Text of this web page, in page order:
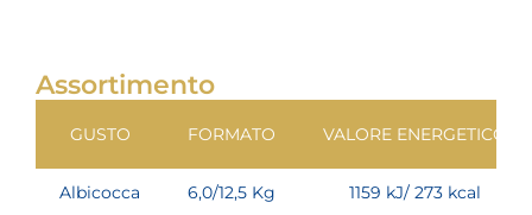
Assortimento
GUSTO FORMATO VALORE ENERGETICO
Albicocca 6,0/12,5 Kg 1159 kJ/ 273 kcal